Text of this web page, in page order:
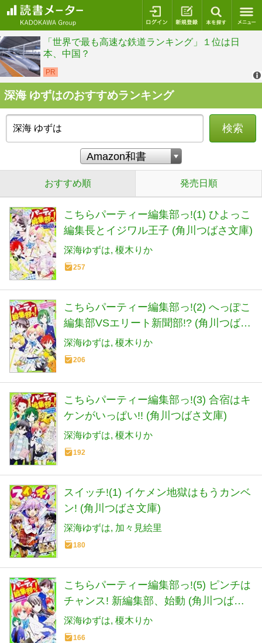
ログイン 新規登録
深海 ゆずはのおすすめランキング
検索
おすすめ順 発売日順
こちらパーティー編集部っ!(1) ひよっこ
編集長とイジワル王子 (角川つばさ文庫)
深海ゆずは 榎木りか
257
こちらパーティー編集部っ!(2) へっぽこ
編集部VSエリート新聞部!? (角川つばさ
文庫)
深海ゆずは 榎木りか
206
こちらパーティー編集部っ!(3) 合宿はキ
ケンがいっぱい!! (角川つばさ文庫)
深海ゆずは 榎木りか
192
スイッチ!(1) イケメン地獄はもうカンベ
ン! (角川つばさ文庫)
深海ゆずは 加々見絵里
180
こちらパーティー編集部っ!(5) ピンチは
チャンス! 新編集部、始動 (角川つばさ
文庫)
深海ゆずは 榎木りか
166